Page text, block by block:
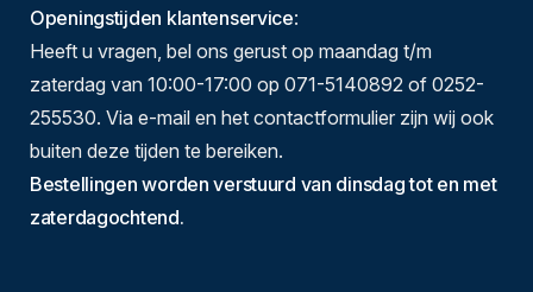
Openingstijden klantenservice:
Heeft u vragen, bel ons gerust op maandag t/m
zaterdag van 10:00-17:00 op 071-5140892 of 0252-
255530. Via e-mail en het contactformulier zijn wij ook
buiten deze tijden te bereiken.
Bestellingen worden verstuurd van dinsdag tot en met
zaterdagochtend.